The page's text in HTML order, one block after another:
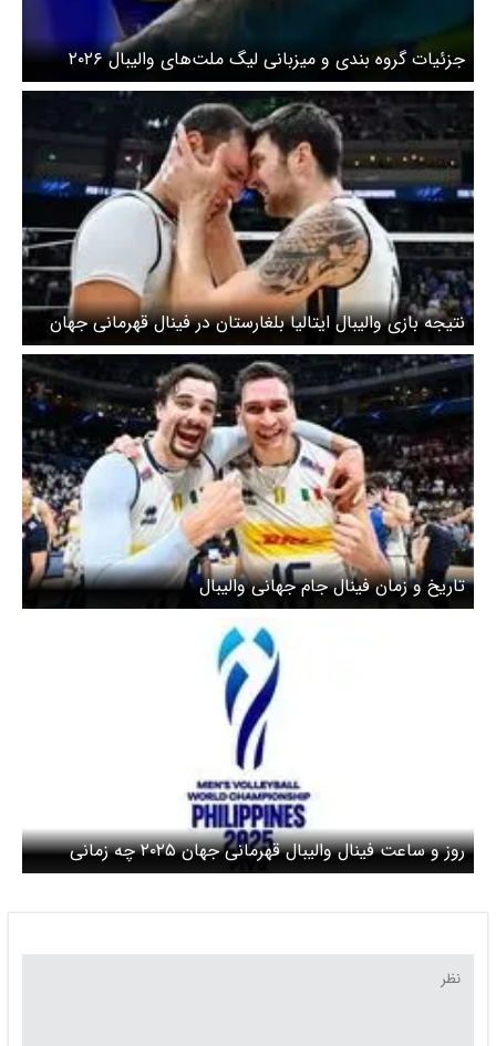
جزئیات گروه بندی و میزبانی لیگ ملت‌های والیبال ۲۰۲۶
اعلام شد + برنامه مسابقات ایران
نتیجه بازی والیبال ایتالیا بلغارستان در فینال قهرمانی جهان
۲۰۲۵ را ببینید
تاریخ و زمان فینال جام جهانی والیبال
روز و ساعت فینال والیبال قهرمانی جهان ۲۰۲۵ چه زمانی
است؟